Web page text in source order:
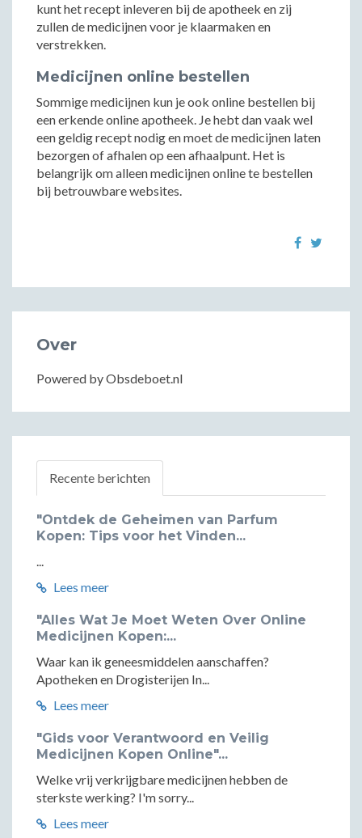
kunt het recept inleveren bij de apotheek en zij
zullen de medicijnen voor je klaarmaken en
verstrekken.
Medicijnen online bestellen
Sommige medicijnen kun je ook online bestellen bij
een erkende online apotheek. Je hebt dan vaak wel
een geldig recept nodig en moet de medicijnen laten
bezorgen of afhalen op een afhaalpunt. Het is
belangrijk om alleen medicijnen online te bestellen
bij betrouwbare websites.
Over
Powered by Obsdeboet.nl
Recente berichten
"Ontdek de Geheimen van Parfum
Kopen: Tips voor het Vinden...
...
Lees meer
"Alles Wat Je Moet Weten Over Online
Medicijnen Kopen:...
Waar kan ik geneesmiddelen aanschaffen?
Apotheken en Drogisterijen In...
Lees meer
"Gids voor Verantwoord en Veilig
Medicijnen Kopen Online"...
Welke vrij verkrijgbare medicijnen hebben de
sterkste werking? I'm sorry...
Lees meer